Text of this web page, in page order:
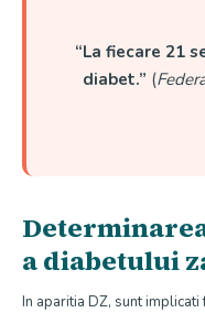
“La fiecare 21
diabet.” (
a diabetului
In aparitia DZ, sunt